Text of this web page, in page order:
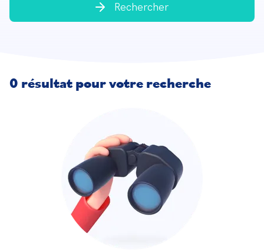
Rechercher
0 résultat pour votre recherche